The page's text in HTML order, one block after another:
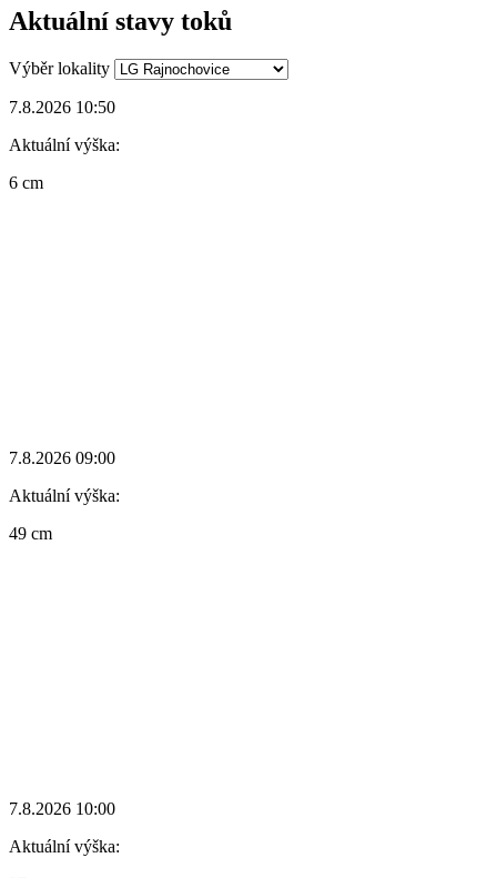
Aktuální stavy toků
Výběr lokality
7.8.2026 10:50
Aktuální výška:
6 cm
7.8.2026 09:00
Aktuální výška:
49 cm
7.8.2026 10:00
Aktuální výška: